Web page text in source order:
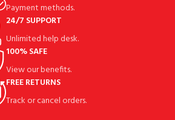
Payment methods.
24/7 SUPPORT
Unlimited help desk.
100% SAFE
View our benefits.
FREE RETURNS
Track or cancel orders.